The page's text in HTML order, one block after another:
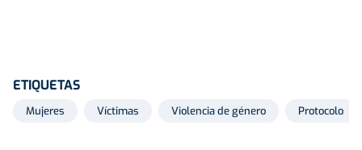
ETIQUETAS
Mujeres Víctimas Violencia de género Protocolo